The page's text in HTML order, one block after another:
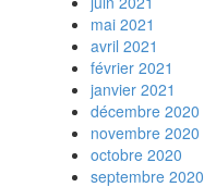
mai 2021
avril 2021
février 2021
janvier 2021
décembre 2020
novembre 2020
octobre 2020
septembre 2020